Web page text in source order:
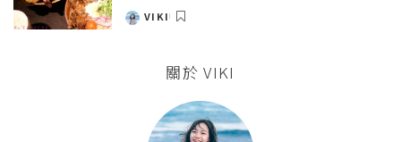
POSTED
VIKI
關於 VIKI